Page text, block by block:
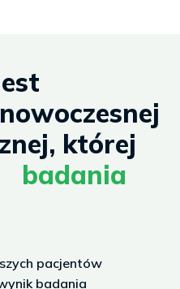
u
której
badania
pacjentów
badania